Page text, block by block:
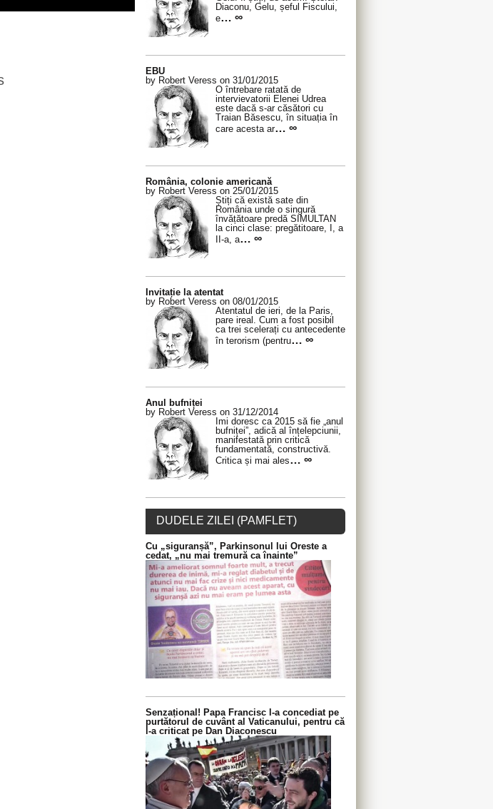
Diaconu, Gelu, șeful Fiscului,
e… ∞
EBU
by Robert Veress on 31/01/2015
O întrebare ratată de
intervievatorii Elenei Udrea
este dacă s-ar căsători cu
Traian Băsescu, în situația în
care acesta ar… ∞
România, colonie americană
by Robert Veress on 25/01/2015
Știți că există sate din
România unde o singură
învățătoare predă SIMULTAN
la cinci clase: pregătitoare, I, a
II-a, a… ∞
Invitație la atentat
by Robert Veress on 08/01/2015
Atentatul de ieri, de la Paris,
pare ireal. Cum a fost posibil
ca trei scelerați cu antecedente
în terorism (pentru… ∞
Anul bufniței
by Robert Veress on 31/12/2014
Îmi doresc ca 2015 să fie „anul
bufniței”, adică al înțelepciunii,
manifestată prin critică
fundamentată, constructivă.
Critica și mai ales… ∞
DUDELE ZILEI (PAMFLET)
Cu „siguranșă”, Parkinsonul lui Oreste a
cedat, „nu mai tremură ca înainte”
Senzațional! Papa Francisc l-a concediat pe
purtătorul de cuvânt al Vaticanului, pentru că
l-a criticat pe Dan Diaconescu